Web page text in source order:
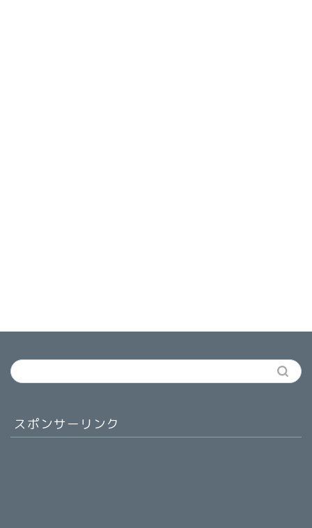
スポンサーリンク